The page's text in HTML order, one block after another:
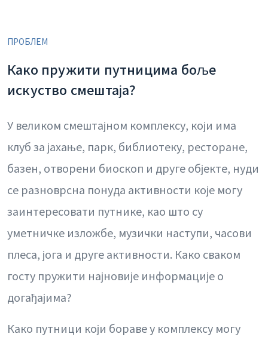
ПРОБЛЕМ
Како пружити путницима боље
искуство смештаја?
У великом смештајном комплексу, који има
клуб за јахање, парк, библиотеку, ресторане,
базен, отворени биоскоп и друге објекте, нуди
се разноврсна понуда активности које могу
заинтересовати путнике, као што су
уметничке изложбе, музички наступи, часови
плеса, јога и друге активности. Како сваком
госту пружити најновије информације о
догађајима?
Како путници који бораве у комплексу могу